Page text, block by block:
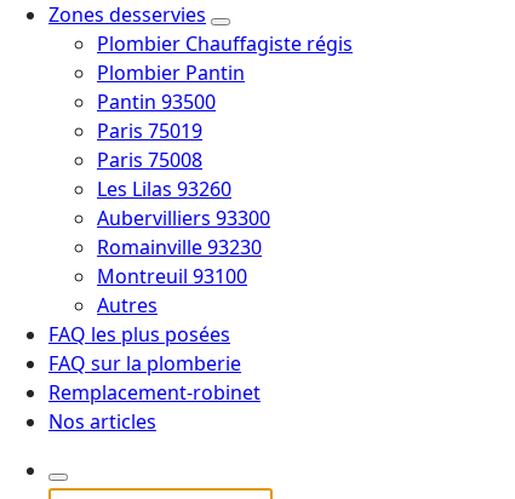
Zones desservies
Plombier Chauffagiste régis
Plombier Pantin
Pantin 93500
Paris 75019
Paris 75008
Les Lilas 93260
Aubervilliers 93300
Romainville 93230
Montreuil 93100
Autres
FAQ les plus posées
FAQ sur la plomberie
Remplacement-robinet
Nos articles